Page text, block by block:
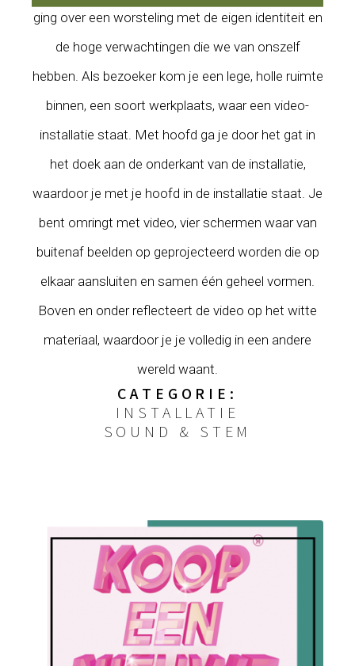
ging over een worsteling met de eigen identiteit en
de hoge verwachtingen die we van onszelf
hebben. Als bezoeker kom je een lege, holle ruimte
binnen, een soort werkplaats, waar een video-
installatie staat. Met hoofd ga je door het gat in
het doek aan de onderkant van de installatie,
waardoor je met je hoofd in de installatie staat. Je
bent omringt met video, vier schermen waar van
buitenaf beelden op geprojecteerd worden die op
elkaar aansluiten en samen één geheel vormen.
Boven en onder reflecteert de video op het witte
materiaal, waardoor je je volledig in een andere
wereld waant.
CATEGORIE:
INSTALLATIE
SOUND & STEM